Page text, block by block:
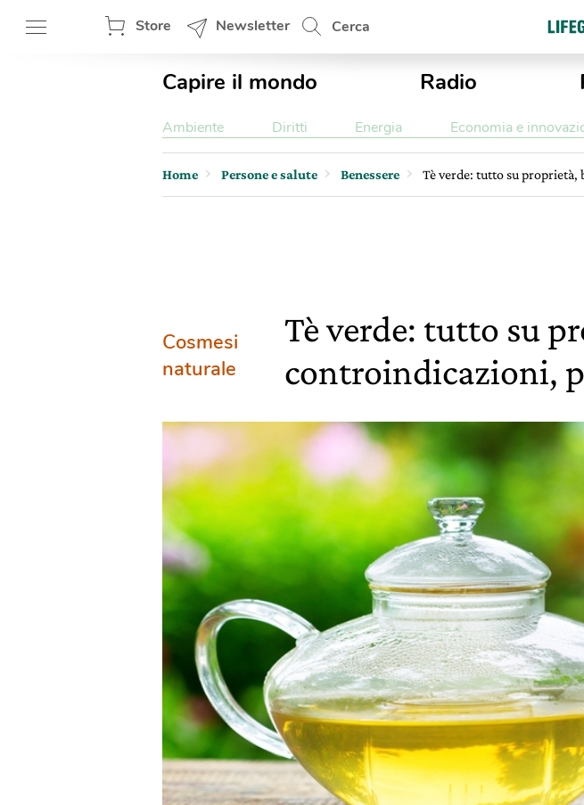
Store Newsletter Cerca
Capire il mondo Radio
Ambiente Diritti Energia Economia e
Home Persone e salute Benessere Tè verde: tutto su
Cosmesi
naturale
Tè verde: tutto su
controindicazioni,